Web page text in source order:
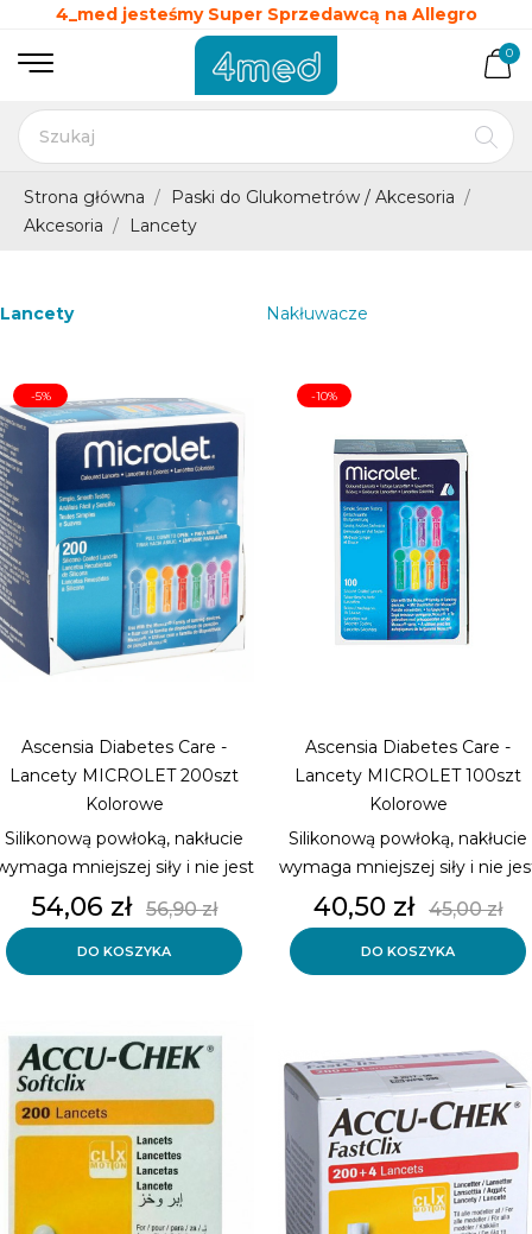
4_med jesteśmy Super Sprzedawcą na Allegro
0
Strona główna
Paski do Glukometrów / Akcesoria
Akcesoria
Lancety
Lancety Nakłuwacze
Ascensia Diabetes Care -
Lancety MICROLET 200szt
Kolorowe
Silikonową powłoką, nakłucie
mniejszej siły i nie jest
tak bolesne.
Cena
54,06 zł Cena
podstawowa
56,90 zł
DO KOSZYKA
-5%
Ascensia Diabetes Care -
Lancety MICROLET 100szt
Kolorowe
Silikonową powłoką, nakłucie
wymaga mniejszej siły i nie
tak bolesne.
Cena
40,50 zł Cena
45,00 zł
DO KOSZYKA
-10%